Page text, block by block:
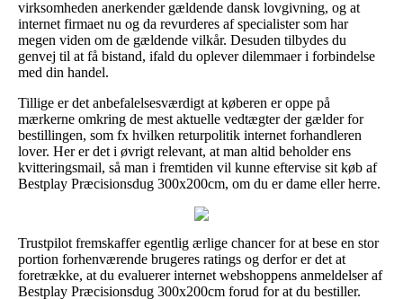
virksomheden anerkender gældende dansk lovgivning, og at
internet firmaet nu og da revurderes af specialister som har
megen viden om de gældende vilkår. Desuden tilbydes du
genvej til at få bistand, ifald du oplever dilemmaer i forbindelse
med din handel.
Tillige er det anbefalelsesværdigt at køberen er oppe på
mærkerne omkring de mest aktuelle vedtægter der gælder for
bestillingen, som fx hvilken returpolitik internet forhandleren
lover. Her er det i øvrigt relevant, at man altid beholder ens
kvitteringsmail, så man i fremtiden vil kunne eftervise sit køb af
Bestplay Præcisionsdug 300x200cm, om du er dame eller herre.
Trustpilot fremskaffer egentlig ærlige chancer for at bese en stor
portion forhenværende brugeres ratings og derfor er det at
foretrække, at du evaluerer internet webshoppens anmeldelser af
Bestplay Præcisionsdug 300x200cm forud for at du bestiller.